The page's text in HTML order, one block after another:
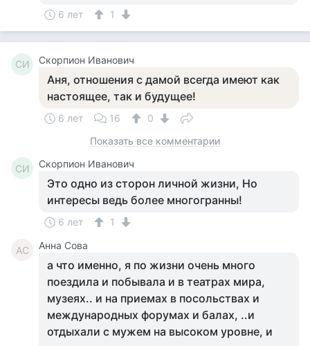
6 лет 1
СИ Скорпион Иванович
Аня, отношения с дамой всегда имеют как
настоящее, так и будущее!
6 лет 16
0
Показать все комментарии
СИ Скорпион Иванович
Это одно из сторон личной жизни, Но
интересы ведь более многогранны!
6 лет 1
АС Анна Сова
а что именно, я по жизни очень много
поездила и побывала и в театрах мира,
музеях.. и на приемах в посольствах и
международных форумах и балах, ..и
отдыхали с мужем на высоком уровне, и